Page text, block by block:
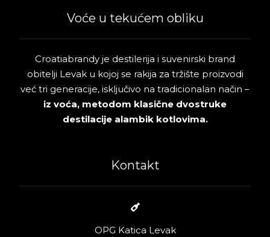
Voće u tekućem obliku
Croatiabrandy je destilerija i suvenirski brand
obitelji Levak u kojoj se rakija za tržište proizvodi
već tri generacije, isključivo na tradicionalan način –
iz voća, metodom klasične dvostruke
destilacije alambik kotlovima.
Kontakt
OPG Katica Levak